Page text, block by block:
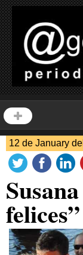
12 de January
felices”